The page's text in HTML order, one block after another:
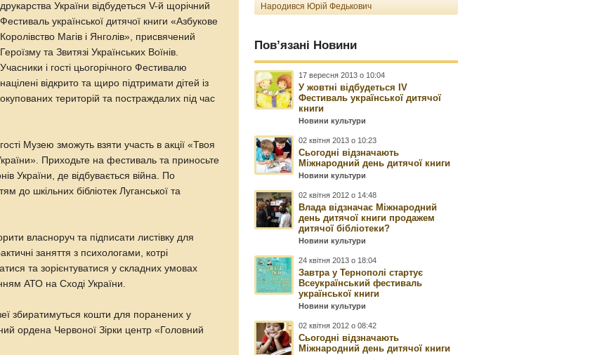
друкарства України відбудеться V-й щорічний
Фестиваль української дитячої книги «Азбукове
Королівство Магів і Янголів», присвячений
Героїзму та Звитязі Українських Воїнів.
Учасники і гості цьогорічного Фестивалю
націлені відкрито та щиро підтримати дітей із
окупованих територій та постраждалих під час
Музею зможуть взяти участь в акції «Твоя
Приходьте на фестиваль та приносьте
України, де відбувається війна. По
до шкільних бібліотек Луганської та
власноруч та підписати листівку для
заняття з психологами, котрі
та зорієнтуватися у складних умовах
АТО на Сході України.
збиратимуться кошти для поранених у
ордена Червоної Зірки центр «Головний
Народився Юрій Федькович
Пов’язані Новини
17 вересня 2013 о 10:04
У жовтні відбудеться ІV
Фестиваль української дитячої
книги
Новини культури
02 квітня 2013 о 10:23
Сьогодні відзначають
Міжнародний день дитячої книги
Новини культури
02 квітня 2012 о 14:48
Влада відзначає Міжнародний
день дитячої книги продажем
дитячої бібліотеки?
Новини культури
24 квітня 2013 о 18:04
Завтра у Тернополі стартує
Всеукраїнський фестиваль
української книги
Новини культури
02 квітня 2012 о 08:42
Сьогодні відзначають
Міжнародний день дитячої книги